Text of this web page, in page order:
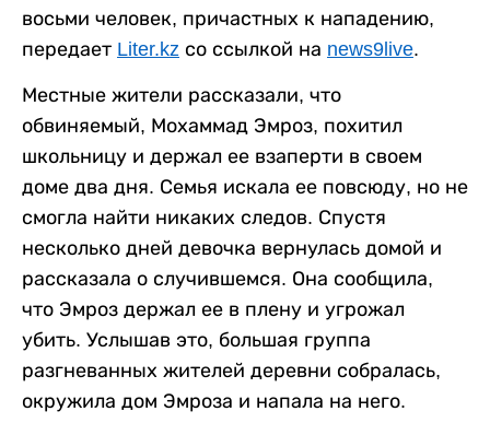
восьми человек, причастных к нападению,
передает Liter.kz со ссылкой на news9live.
Местные жители рассказали, что
обвиняемый, Мохаммад Эмроз, похитил
школьницу и держал ее взаперти в своем
доме два дня. Семья искала ее повсюду, но не
смогла найти никаких следов. Спустя
несколько дней девочка вернулась домой и
рассказала о случившемся. Она сообщила,
что Эмроз держал ее в плену и угрожал
убить. Услышав это, большая группа
разгневанных жителей деревни собралась,
окружила дом Эмроза и напала на него.